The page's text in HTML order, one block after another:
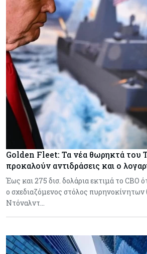
Golden Fleet: Τα νέα θωρηκτά του
προκαλούν αντιδράσεις και ο
Έως και 275 δισ. δολάρια εκτιμά το CBO
ο σχεδιαζόμενος στόλος
Ντόναλντ…